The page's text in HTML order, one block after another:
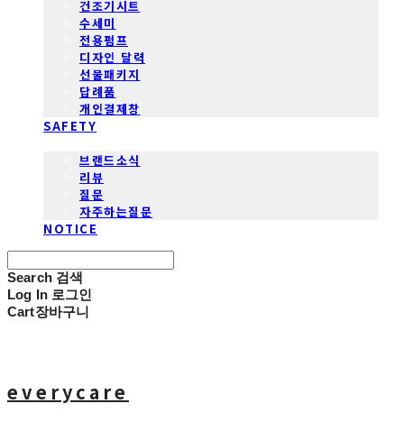
건조기시트
수세미
전용펌프
디자인 달력
선물패키지
답례품
개인결제창
SAFETY
브랜드소식
리뷰
질문
자주하는질문
NOTICE
Search 검색
Log In 로그인
Cart장바구니
everycare